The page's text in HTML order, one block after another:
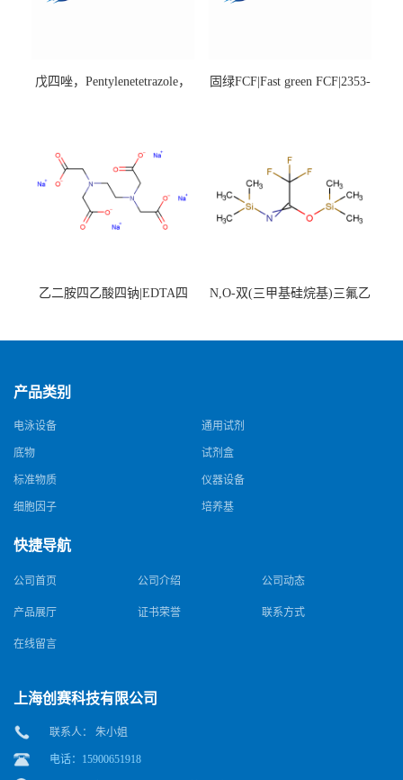
戊四唑，Pentylenetetrazole，
固绿FCF|Fast green FCF|2353-
乙二胺四乙酸四钠|EDTA四
N,O-双(三甲基硅烷基)三氟乙
产品类别
电泳设备 通用试剂
底物 试剂盒
标准物质 仪器设备
细胞因子 培养基
快捷导航
公司首页 公司介绍 公司动态
产品展厅 证书荣誉 联系方式
在线留言
上海创赛科技有限公司
联系人： 朱小姐
电话：15900651918